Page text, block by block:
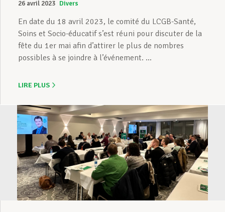
26 avril 2023 Divers
En date du 18 avril 2023, le comité du LCGB-Santé,
Soins et Socio-éducatif s’est réuni pour discuter de la
fête du 1er mai afin d’attirer le plus de nombres
possibles à se joindre à l’événement. ...
LIRE PLUS